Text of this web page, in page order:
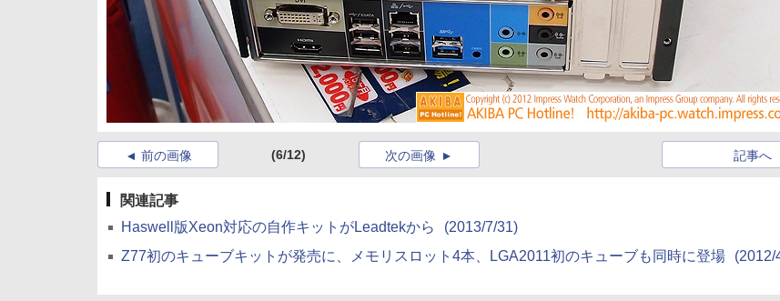
前の画像 (6/12) 記事へ
次の画像
関連記事
Haswell版Xeon対応の自作キットがLeadtekから
(2013/7/31)
Z77初のキューブキットが発売に、メモリスロット4本、LGA2011初のキューブも同時に登場
(2012/